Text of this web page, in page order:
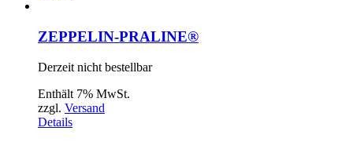
ZEPPELIN-PRALINE®
Derzeit nicht bestellbar
Enthält 7% MwSt.
zzgl. Versand
Details